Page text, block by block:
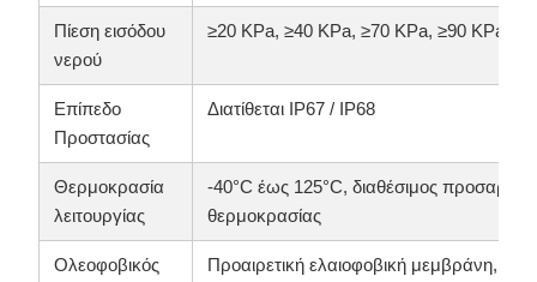
Πίεση εισόδου
νερού
≥20 KPa, ≥40 KPa, ≥70 KPa, ≥90 KPa ή
Επίπεδο
Προστασίας
Διατίθεται IP67 / IP68
Θερμοκρασία
λειτουργίας
-40°C έως 125°C, διαθέσιμος
θερμοκρασίας
Ολεοφοβικός
Προαιρετική ελαιοφοβική μεμβράνη,